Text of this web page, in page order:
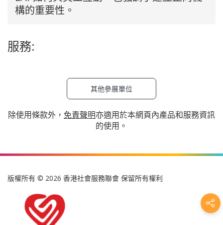
構的重要性。
服務:
其他參展單位
除使用條款外， 免責聲明亦適用於本網頁內產品和服務資訊
的使用。
版權所有 © 2026 香港社會服務聯會 保留所有權利